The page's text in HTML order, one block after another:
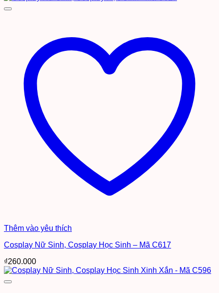
Thêm vào yêu thích
Cosplay Nữ Sinh, Cosplay Học Sinh – Mã C617
₫260.000